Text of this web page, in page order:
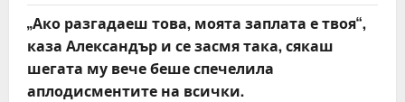
a
t
i
„Ако разгадаеш това, моята заплата е твоя“,
каза Александър и се засмя така, сякаш
шегата му вече беше спечелила
аплодисментите на всички.